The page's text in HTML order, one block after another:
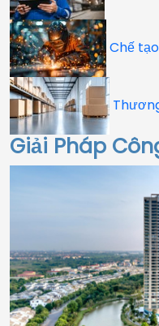
Chế
Giải Pháp